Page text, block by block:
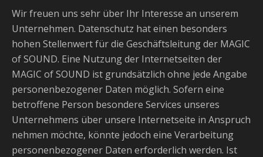
Wir freuen uns sehr über Ihr Interesse an unserem
Unternehmen. Datenschutz hat einen besonders
hohen Stellenwert für die Geschäftsleitung der MAGIC
of SOUND. Eine Nutzung der Internetseiten der
MAGIC of SOUND ist grundsätzlich ohne jede Angabe
personenbezogener Daten möglich. Sofern eine
betroffene Person besondere Services unseres
Unternehmens über unsere Internetseite in Anspruch
nehmen möchte, könnte jedoch eine Verarbeitung
personenbezogener Daten erforderlich werden. Ist